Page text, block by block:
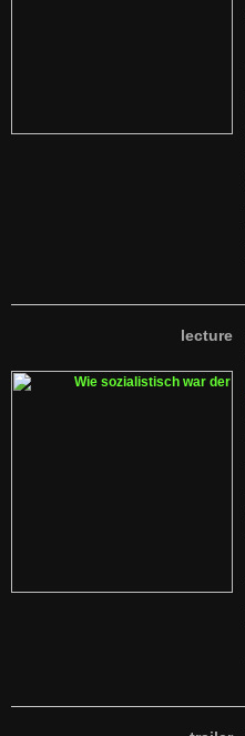
lecture